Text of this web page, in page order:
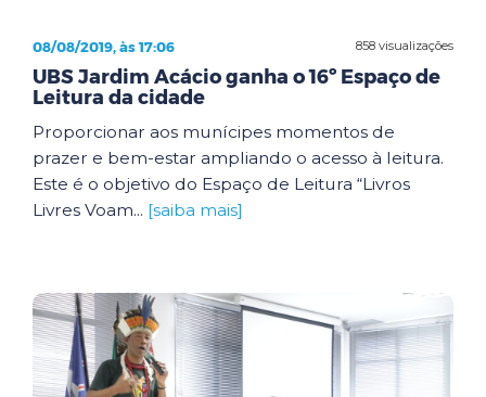
858 visualizações
08/08/2019, às 17:06
UBS Jardim Acácio ganha o 16º Espaço de
Leitura da cidade
Proporcionar aos munícipes momentos de
prazer e bem-estar ampliando o acesso à leitura.
Este é o objetivo do Espaço de Leitura “Livros
Livres Voam... [saiba mais]